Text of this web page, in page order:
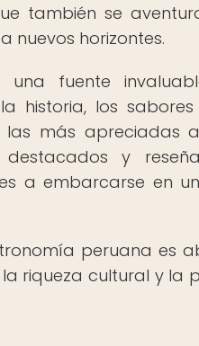
también se
nuevos horizontes.
una fuente
historia, los
más apreciadas
y
a embarcarse en
peruana es
riqueza cultural y la